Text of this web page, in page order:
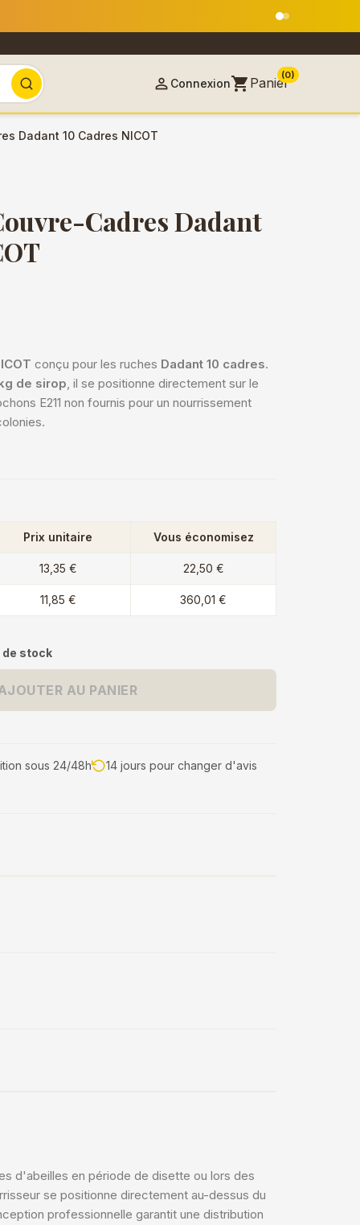
 Connexionshopping_cart Panier
(0)
Dadant 10 Cadres NICOT
Cadres Dadant
conçu pour les ruches Dadant 10 cadres.
de sirop, il se positionne directement sur le
E211 non fournis pour un nourrissement
Prix unitaire Vous économisez
13,35 € 22,50 €
11,85 € 360,01 €
de stock
AU PANIER
sous 24/48h 14 jours pour changer d'avis
d'abeilles en période de disette ou lors des
se positionne directement au-dessus du
professionnelle garantit une distribution